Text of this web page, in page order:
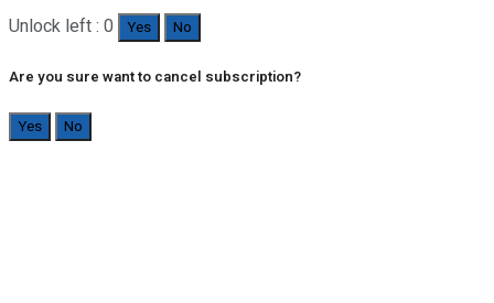
Unlock left : 0 Yes No
Are you sure want to cancel subscription?
Yes No